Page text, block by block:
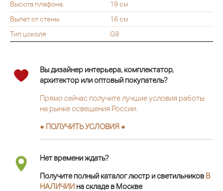
Высота плафона
19 см
Вылет от стены
16 см
Тип цоколя
G9
Вы дизайнер интерьера, комплектатор,
архитектор или оптовый покупатель?
Прямо сейчас получите лучшие условия работы
на рынке освещения России.
● ПОЛУЧИТЬ УСЛОВИЯ ●
Нет времени ждать?
Получите полный каталог люстр и светильников В
НАЛИЧИИ на складе в Москве